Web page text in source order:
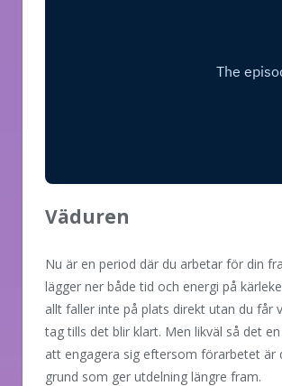
Väduren
Nu är en period där du arbetar för din
lägger ner både tid och energi på
allt faller inte på plats direkt utan du får
tag tills det blir klart. Men likväl så det
att engagera sig eftersom förarbetet är
grund som ger utdelning längre fram.